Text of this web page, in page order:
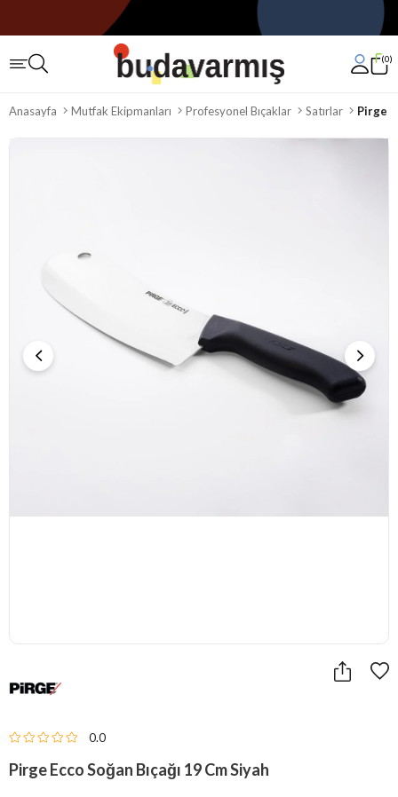
0
Anasayfa Mutfak Ekipmanları Profesyonel Bıçaklar Satırlar Pirge
0.0
Pirge Ecco Soğan Bıçağı 19 Cm Siyah